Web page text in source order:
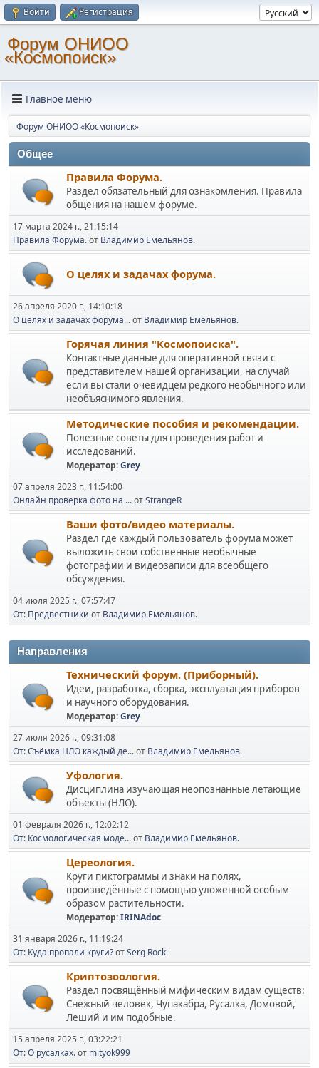
Войти Регистрация
Форум ОНИОО
«Космопоиск»
Главное меню
Форум ОНИОО «Космопоиск»
Общее
Правила Форума.
Раздел обязательный для ознакомления. Правила
общения на нашем форуме.
17 марта 2024 г., 21:15:14
Правила Форума.от Владимир Емельянов.
О целях и задачах форума.
26 апреля 2020 г., 14:10:18
О целях и задачах форума...от Владимир Емельянов.
Горячая линия "Космопоиска".
Контактные данные для оперативной связи с
представителем нашей организации, на случай
если вы стали очевидцем редкого необычного или
необъяснимого явления.
Методические пособия и рекомендации.
Полезные советы для проведения работ и
исследований.
Модератор:Grey
07 апреля 2023 г., 11:54:00
Онлайн проверка фото на ...отStrangeR
Ваши фото/видео материалы.
Раздел где каждый пользователь форума может
выложить свои собственные необычные
фотографии и видеозаписи для всеобщего
обсуждения.
04 июля 2025 г., 07:57:47
От: Предвестники от Владимир Емельянов.
Направления
Технический форум. (Приборный).
Идеи, разработка, сборка, эксплуатация приборов
и научного оборудования.
Модератор:Grey
27 июля 2026 г., 09:31:08
От: Съёмка НЛО каждый де...от Владимир Емельянов.
Уфология.
Дисциплина изучающая неопознанные летающие
объекты (НЛО).
01 февраля 2026 г., 12:02:12
От: Космологическая моде...от Владимир Емельянов.
Цереология.
Круги пиктограммы и знаки на полях,
произведённые с помощью уложенной особым
образом растительности.
Модератор:IRINAdoc
31 января 2026 г., 11:19:24
От: Куда пропали круги?отSerg Rock
Криптозоология.
Раздел посвящённый мифическим видам существ:
Снежный человек, Чупакабра, Русалка, Домовой,
Леший и им подобные.
15 апреля 2025 г., 03:22:21
От: О русалках.от mityok999